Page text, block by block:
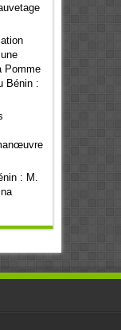
Pomme
Bénin :
: M.